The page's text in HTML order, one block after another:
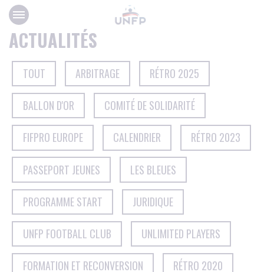
Panneau de gestion des cookies
ACTUALITÉS
TOUT ARBITRAGE RÉTRO 2025
BALLON D'OR COMITÉ DE SOLIDARITÉ
FIFPRO EUROPE CALENDRIER RÉTRO 2023
PASSEPORT JEUNES LES BLEUES
PROGRAMME START JURIDIQUE
UNFP FOOTBALL CLUB UNLIMITED PLAYERS
FORMATION ET RECONVERSION RÉTRO 2020